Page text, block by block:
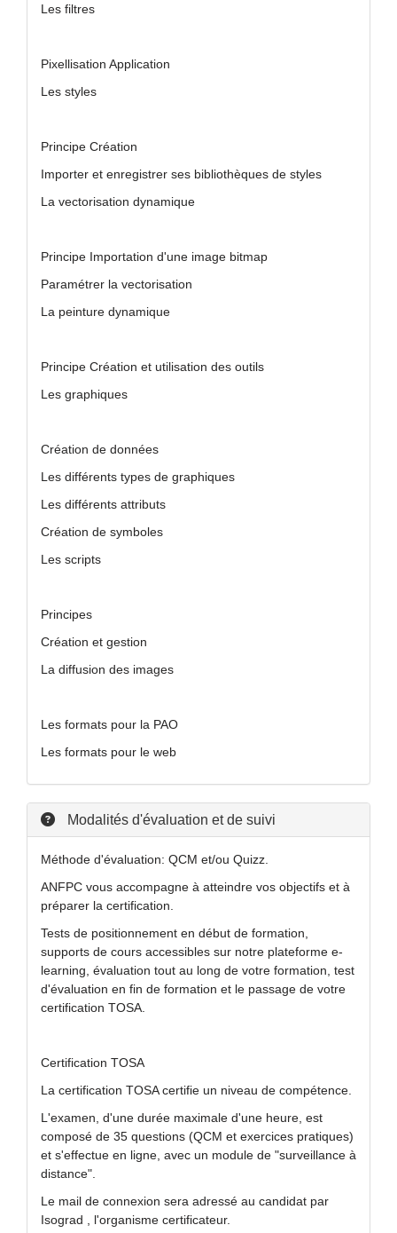
Les filtres
Pixellisation Application
Les styles
Principe Création
Importer et enregistrer ses bibliothèques de styles
La vectorisation dynamique
Principe Importation d'une image bitmap
Paramétrer la vectorisation
La peinture dynamique
Principe Création et utilisation des outils
Les graphiques
Création de données
Les différents types de graphiques
Les différents attributs
Création de symboles
Les scripts
Principes
Création et gestion
La diffusion des images
Les formats pour la PAO
Les formats pour le web
Modalités d'évaluation et de suivi
Méthode d'évaluation: QCM et/ou Quizz.
ANFPC vous accompagne à atteindre vos objectifs et à
préparer la certification.
Tests de positionnement en début de formation,
supports de cours accessibles sur notre plateforme e-
learning, évaluation tout au long de votre formation, test
d'évaluation en fin de formation et le passage de votre
certification TOSA.
Certification TOSA
La certification TOSA certifie un niveau de compétence.
L'examen, d'une durée maximale d'une heure, est
composé de 35 questions (QCM et exercices pratiques)
et s'effectue en ligne, avec un module de "surveillance à
distance".
Le mail de connexion sera adressé au candidat par
Isograd , l'organisme certificateur.